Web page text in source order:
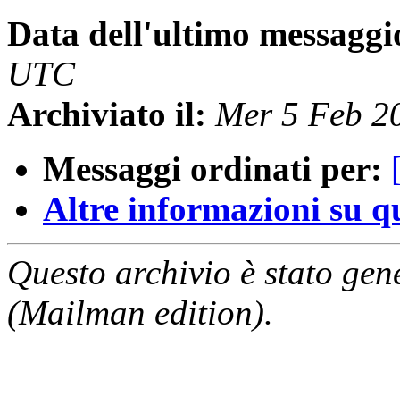
Data dell'ultimo
UTC
Archiviato il: Mer 5 Feb
Messaggi ordinati per:
Altre informazioni su
Questo archivio è stato
(Mailman edition).